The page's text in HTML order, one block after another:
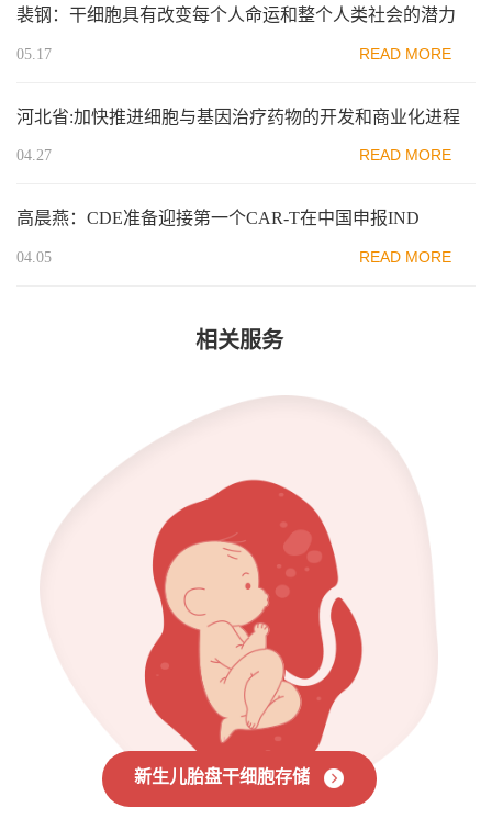
裴钢：干细胞具有改变每个人命运和整个人类社会的潜力
05.17 READ MORE
河北省:加快推进细胞与基因治疗药物的开发和商业化进程
04.27 READ MORE
高晨燕：CDE准备迎接第一个CAR-T在中国申报IND
04.05 READ MORE
相关服务
新生儿胎盘干细胞存储